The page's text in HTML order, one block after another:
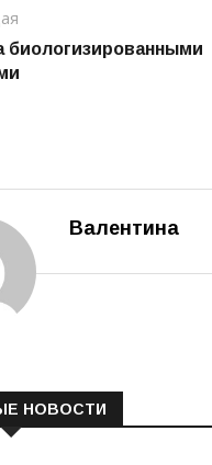
биологизированными
Валентина
НОВОСТИ